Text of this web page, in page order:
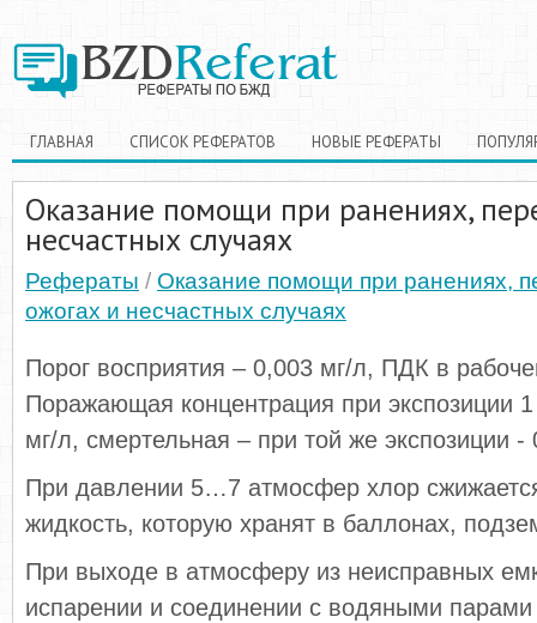
ГЛАВНАЯ СПИСОК РЕФЕРАТОВ НОВЫЕ РЕФЕРАТЫ
Оказание помощи при ранениях,
несчастных случаях
Рефераты / Оказание помощи при ранениях,
ожогах и несчастных случаях
Порог восприятия – 0,003 мг/л, ПДК в
Поражающая концентрация при экспозиции 1
мг/л, смертельная – при той же экспозиции
При давлении 5…7 атмосфер хлор
жидкость, которую хранят в баллонах,
При выходе в атмосферу из неисправных
испарении и соединении с водяными парами